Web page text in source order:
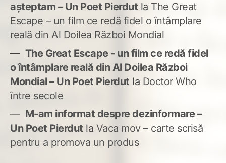
așteptam – Un Poet Pierdut la The Great
Escape – un film ce redă fidel o întâmplare
reală din Al Doilea Război Mondial
The Great Escape - un film ce redă fidel
o întâmplare reală din Al Doilea Război
Mondial – Un Poet Pierdut la Doctor Who
între secole
M-am informat despre dezinformare –
Un Poet Pierdut la Vaca mov – carte scrisă
pentru a promova un produs